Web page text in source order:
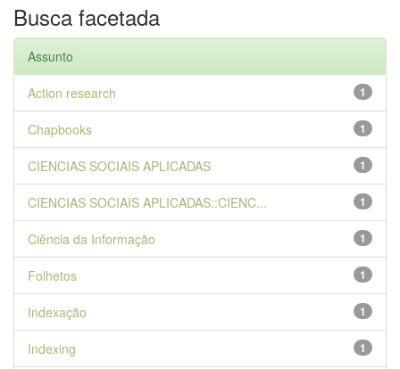
Busca facetada
Assunto
1
Action research
1
Chapbooks
1
CIENCIAS SOCIAIS APLICADAS
1
CIENCIAS SOCIAIS APLICADAS::CIENC...
1
Ciência da Informação
1
Folhetos
1
Indexação
1
Indexing